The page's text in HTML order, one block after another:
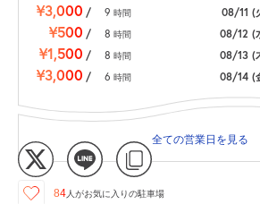
¥3,000 / 9 時間 08/11 (
¥500 / 8 時間 08/12 (
¥1,500 / 8 時間 08/13 (
¥3,000 / 6 時間 08/14 (
全ての営業日を見る
84人がお気に入りの駐車場